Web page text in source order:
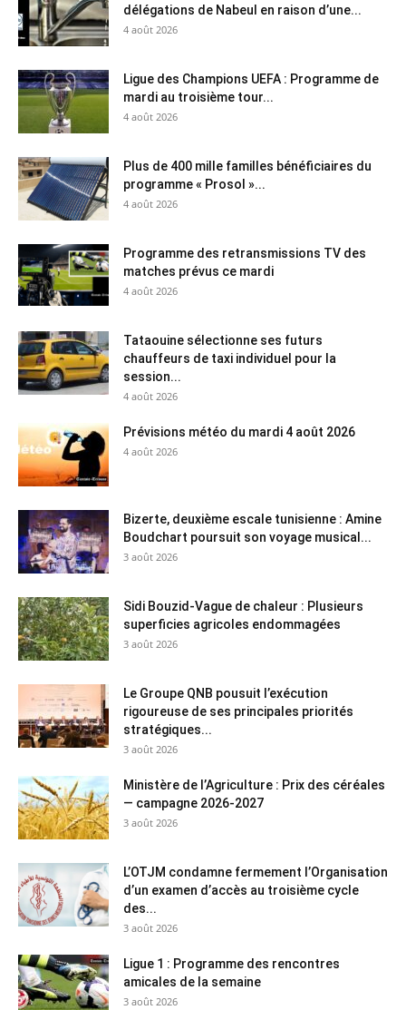
délégations de Nabeul en raison d’une...
4 août 2026
Ligue des Champions UEFA : Programme de
mardi au troisième tour...
4 août 2026
Plus de 400 mille familles bénéficiaires du
programme « Prosol »...
4 août 2026
Programme des retransmissions TV des
matches prévus ce mardi
4 août 2026
Tataouine sélectionne ses futurs
chauffeurs de taxi individuel pour la
session...
4 août 2026
Prévisions météo du mardi 4 août 2026
4 août 2026
Bizerte, deuxième escale tunisienne : Amine
Boudchart poursuit son voyage musical...
3 août 2026
Sidi Bouzid-Vague de chaleur : Plusieurs
superficies agricoles endommagées
3 août 2026
Le Groupe QNB pousuit l’exécution
rigoureuse de ses principales priorités
stratégiques...
3 août 2026
Ministère de l’Agriculture : Prix des céréales
— campagne 2026-2027
3 août 2026
L’OTJM condamne fermement l’Organisation
d’un examen d’accès au troisième cycle
des...
3 août 2026
Ligue 1 : Programme des rencontres
amicales de la semaine
3 août 2026